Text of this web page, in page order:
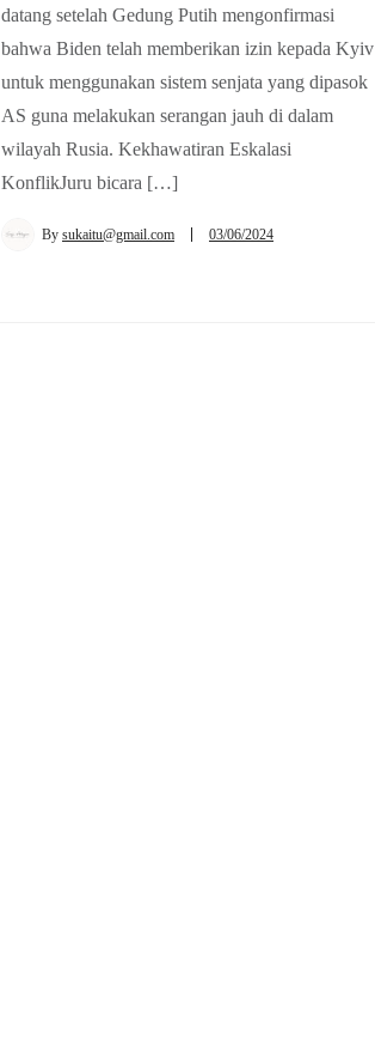
datang setelah Gedung Putih mengonfirmasi
bahwa Biden telah memberikan izin kepada Kyiv
untuk menggunakan sistem senjata yang dipasok
AS guna melakukan serangan jauh di dalam
wilayah Rusia. Kekhawatiran Eskalasi
KonflikJuru bicara […]
By sukaitu@gmail.com 03/06/2024